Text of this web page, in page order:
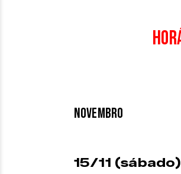
NOVEMBRO
15/11